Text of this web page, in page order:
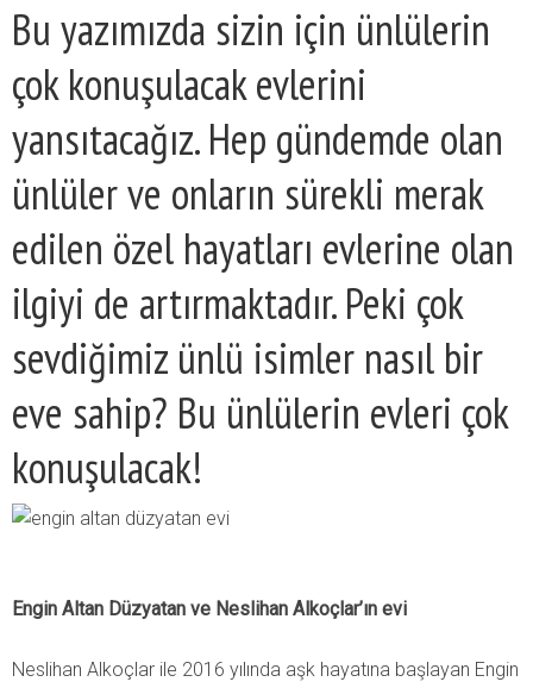
Bu yazımızda sizin için ünlülerin
çok konuşulacak evlerini
yansıtacağız. Hep gündemde olan
ünlüler ve onların sürekli merak
edilen özel hayatları evlerine olan
ilgiyi de artırmaktadır. Peki çok
sevdiğimiz ünlü isimler nasıl bir
eve sahip? Bu ünlülerin evleri çok
konuşulacak!
Engin Altan Düzyatan ve Neslihan Alkoçlar’ın evi
Neslihan Alkoçlar ile 2016 yılında aşk hayatına başlayan Engin